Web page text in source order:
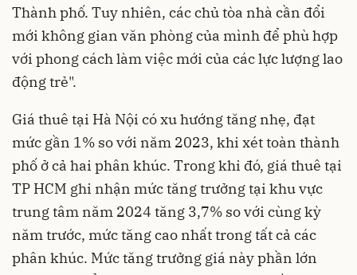
Thành phố. Tuy nhiên, các chủ tòa nhà cần đổi
mới không gian văn phòng của mình để phù hợp
với phong cách làm việc mới của các lực lượng lao
động trẻ".
Giá thuê tại Hà Nội có xu hướng tăng nhẹ, đạt
mức gần 1% so với năm 2023, khi xét toàn thành
phố ở cả hai phân khúc. Trong khi đó, giá thuê tại
TP HCM ghi nhận mức tăng trưởng tại khu vực
trung tâm năm 2024 tăng 3,7% so với cùng kỳ
năm trước, mức tăng cao nhất trong tất cả các
phân khúc. Mức tăng trưởng giá này phần lớn